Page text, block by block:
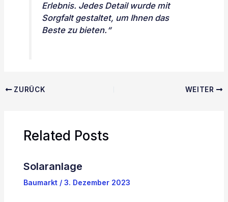
Erlebnis. Jedes Detail wurde mit
Sorgfalt gestaltet, um Ihnen das
Beste zu bieten.“
ZURÜCK WEITER
Related Posts
Solaranlage
Baumarkt/ 3. Dezember 2023